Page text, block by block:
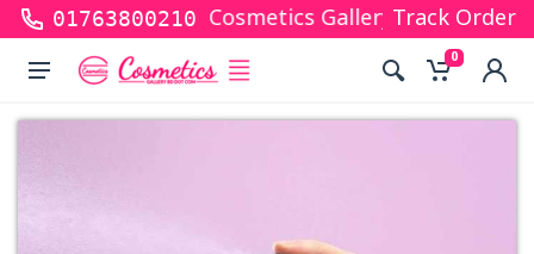
01763800210
shopping with Cosmetics Gallery Bd. Hope you
Track Order
0